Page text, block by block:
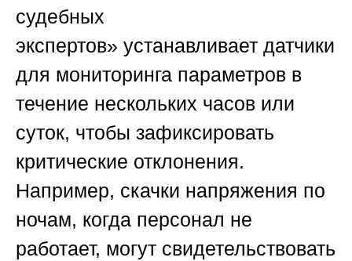
судебных
экспертов» устанавливает датчики
для мониторинга параметров в
течение нескольких часов или
суток, чтобы зафиксировать
критические отклонения.
Например, скачки напряжения по
ночам, когда персонал не
работает, могут свидетельствовать